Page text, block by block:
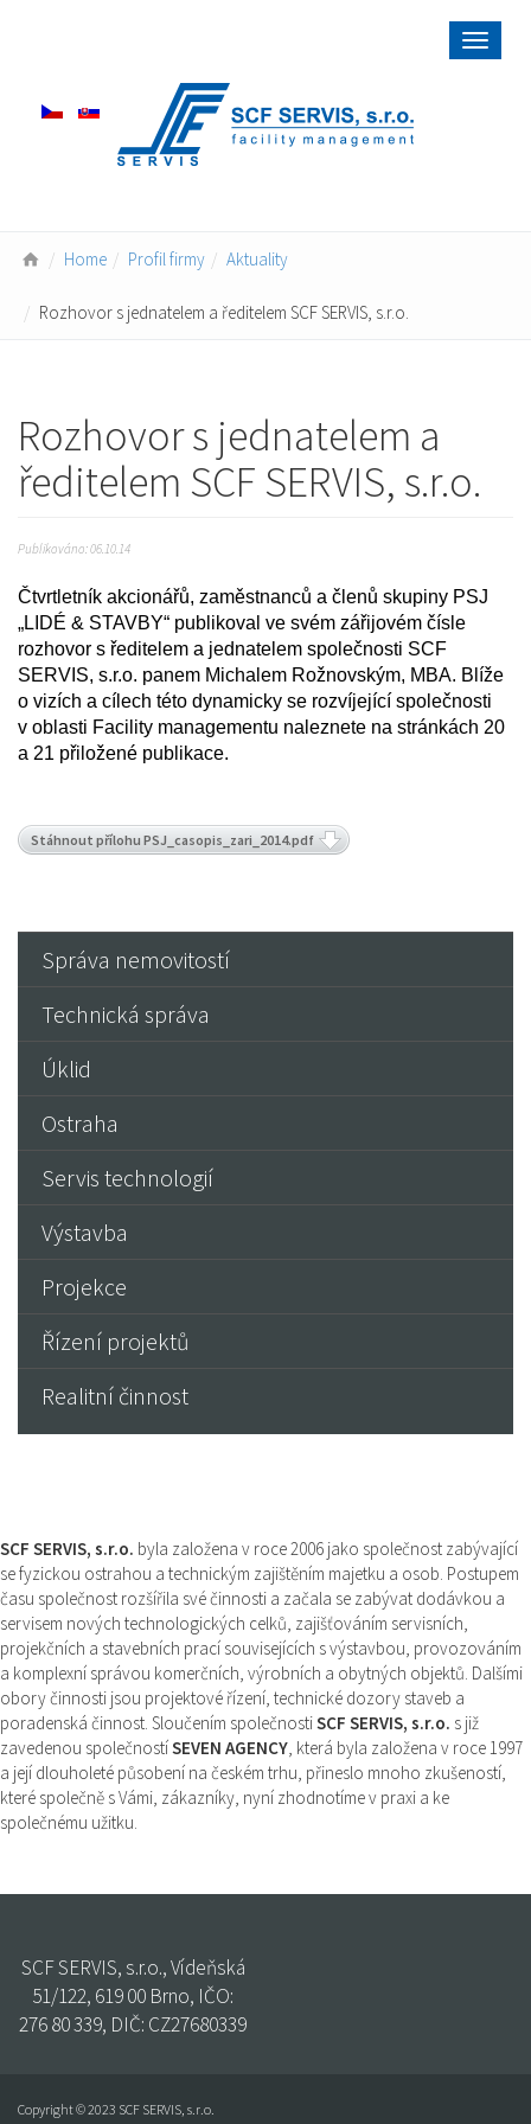
Home Profil firmy Aktuality
Rozhovor s jednatelem a ředitelem SCF SERVIS, s.r.o.
Rozhovor s jednatelem a
ředitelem SCF SERVIS, s.r.o.
Publikováno: 06.10.14
Čtvrtletník akcionářů, zaměstnanců a členů skupiny PSJ
„LIDÉ & STAVBY“ publikoval ve svém zářijovém čísle
rozhovor s ředitelem a jednatelem společnosti SCF
SERVIS, s.r.o. panem Michalem Rožnovským, MBA. Blíže
o vizích a cílech této dynamicky se rozvíjející společnosti
v oblasti Facility managementu naleznete na stránkách 20
a 21 přiložené publikace.
Stáhnout přílohu PSJ_casopis_zari_2014.pdf
Správa nemovitostí
Technická správa
Úklid
Ostraha
Servis technologií
Výstavba
Projekce
Řízení projektů
Realitní činnost
SCF SERVIS, s.r.o. byla založena v roce 2006 jako společnost zabývající
se fyzickou ostrahou a technickým zajištěním majetku a osob. Postupem
času společnost rozšířila své činnosti a začala se zabývat dodávkou a
servisem nových technologických celků, zajišťováním servisních,
projekčních a stavebních prací souvisejících s výstavbou, provozováním
a komplexní správou komerčních, výrobních a obytných objektů. Dalšími
obory činnosti jsou projektové řízení, technické dozory staveb a
poradenská činnost. Sloučením společnostiSCF SERVIS, s.r.o. s již
zavedenou společnostíSEVEN AGENCY, která byla založena v roce 1997
a její dlouholeté působení na českém trhu, přineslo mnoho zkušeností,
které společně s Vámi, zákazníky, nyní zhodnotíme v praxi a ke
společnému užitku.
SCF SERVIS, s.r.o., Vídeňská
51/122, 619 00 Brno, IČO:
276 80 339, DIČ: CZ27680339
Copyright © 2023 SCF SERVIS, s.r.o.
Toggle